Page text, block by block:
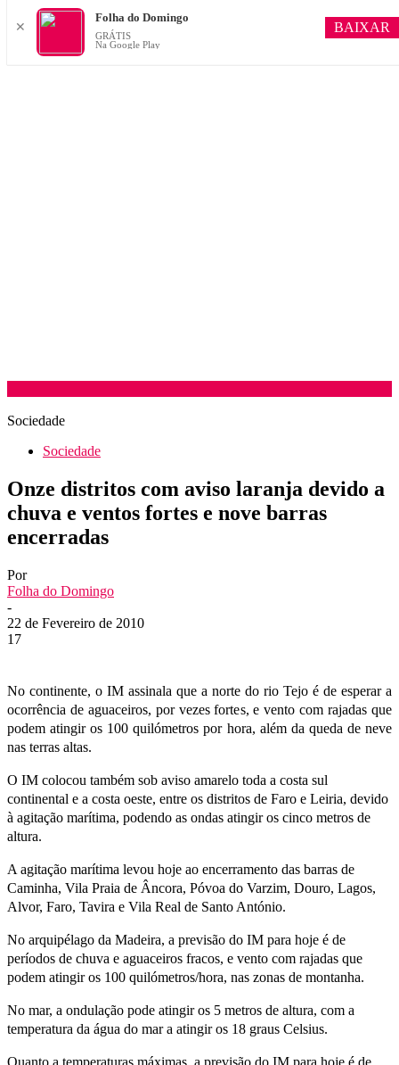
Sociedade
Sociedade
Onze distritos com aviso laranja devido a
chuva e ventos fortes e nove barras
encerradas
Por
Folha do Domingo
-
22 de Fevereiro de 2010
17
No continente, o IM assinala que a norte do rio Tejo é de esperar a
ocorrência de aguaceiros, por vezes fortes, e vento com rajadas que
podem atingir os 100 quilómetros por hora, além da queda de neve
nas terras altas.
O IM colocou também sob aviso amarelo toda a costa sul
continental e a costa oeste, entre os distritos de Faro e Leiria, devido
à agitação marítima, podendo as ondas atingir os cinco metros de
altura.
A agitação marítima levou hoje ao encerramento das barras de
Caminha, Vila Praia de Âncora, Póvoa do Varzim, Douro, Lagos,
Alvor, Faro, Tavira e Vila Real de Santo António.
No arquipélago da Madeira, a previsão do IM para hoje é de
períodos de chuva e aguaceiros fracos, e vento com rajadas que
podem atingir os 100 quilómetros/hora, nas zonas de montanha.
No mar, a ondulação pode atingir os 5 metros de altura, com a
temperatura da água do mar a atingir os 18 graus Celsius.
Quanto a temperaturas máximas, a previsão do IM para hoje é de
✕
Folha do Domingo
GRÁTIS
Na Google Play
BAIXAR